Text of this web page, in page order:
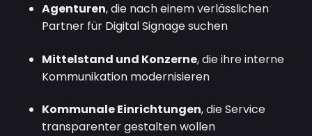
Agenturen, die nach einem verlässlichen
Partner für Digital Signage suchen
Mittelstand und Konzerne, die ihre interne
Kommunikation modernisieren
Kommunale Einrichtungen, die Service
transparenter gestalten wollen